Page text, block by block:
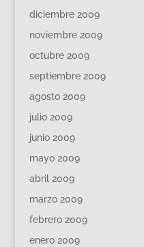
diciembre 2009
noviembre 2009
octubre 2009
septiembre 2009
agosto 2009
julio 2009
junio 2009
mayo 2009
abril 2009
marzo 2009
febrero 2009
enero 2009